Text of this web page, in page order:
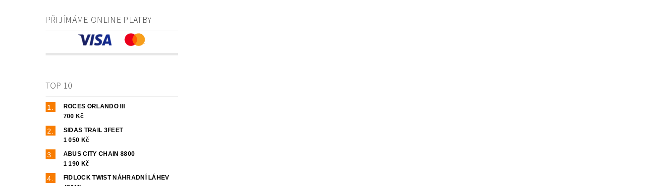
PŘIJÍMÁME ONLINE PLATBY
TOP 10
ROCES ORLANDO III
700 Kč
SIDAS TRAIL 3FEET
1 050 Kč
ABUS CITY CHAIN 8800
1 190 Kč
FIDLOCK TWIST NÁHRADNÍ LÁHEV